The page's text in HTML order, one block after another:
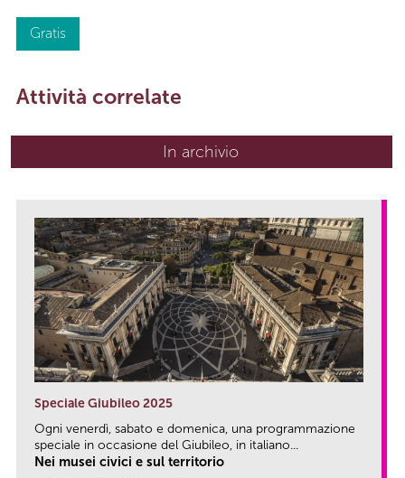
Gratis
Attività correlate
In archivio
Speciale Giubileo 2025
Ogni venerdì, sabato e domenica, una programmazione
speciale in occasione del Giubileo, in italiano...
Nei musei civici e sul territorio